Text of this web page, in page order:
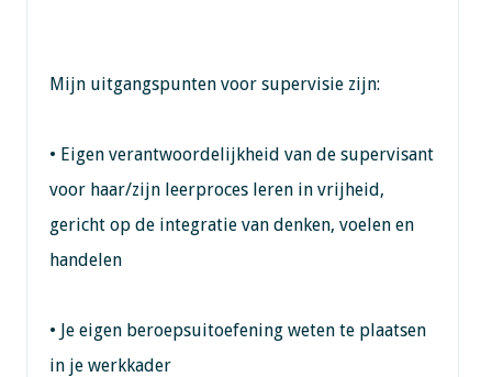
Mijn uitgangspunten voor supervisie zijn:
• Eigen verantwoordelijkheid van de supervisant
voor haar/zijn leerproces leren in vrijheid,
gericht op de integratie van denken, voelen en
handelen
• Je eigen beroepsuitoefening weten te plaatsen
in je werkkader